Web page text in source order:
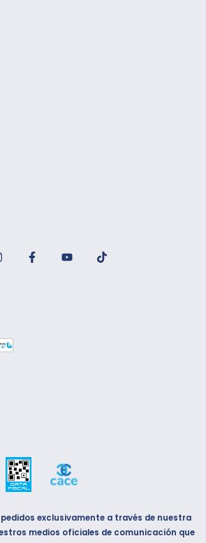
exclusivamente a través de nuestra
medios oficiales de comunicación que